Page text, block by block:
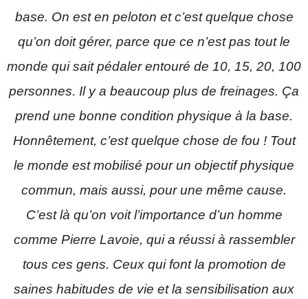
base. On est en peloton et c’est quelque chose
qu’on doit gérer, parce que ce n’est pas tout le
monde qui sait pédaler entouré de 10, 15, 20, 100
personnes. Il y a beaucoup plus de freinages. Ça
prend une bonne condition physique à la base.
Honnêtement, c’est quelque chose de fou ! Tout
le monde est mobilisé pour un objectif physique
commun, mais aussi, pour une même cause.
C’est là qu’on voit l’importance d’un homme
comme Pierre Lavoie, qui a réussi à rassembler
tous ces gens. Ceux qui font la promotion de
saines habitudes de vie et la sensibilisation aux